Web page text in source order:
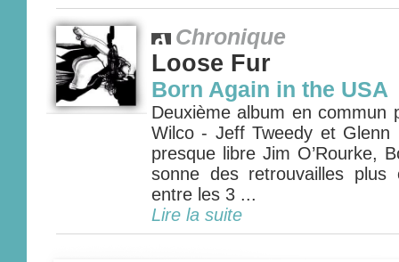
Chronique
Loose Fur
Born Again in the USA
Deuxième album en commun
Wilco - Jeff Tweedy et Glenn
presque libre Jim O’Rourke,
sonne des retrouvailles plus
entre les 3 ...
Lire la suite